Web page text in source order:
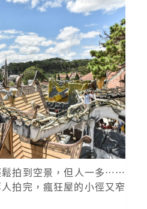
鬆拍到空景，但人一多⋯⋯
拍完，瘋狂屋的小徑又窄